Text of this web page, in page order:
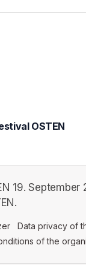
OSTEN
19. September
(opens in a new
Data privacy of
of the